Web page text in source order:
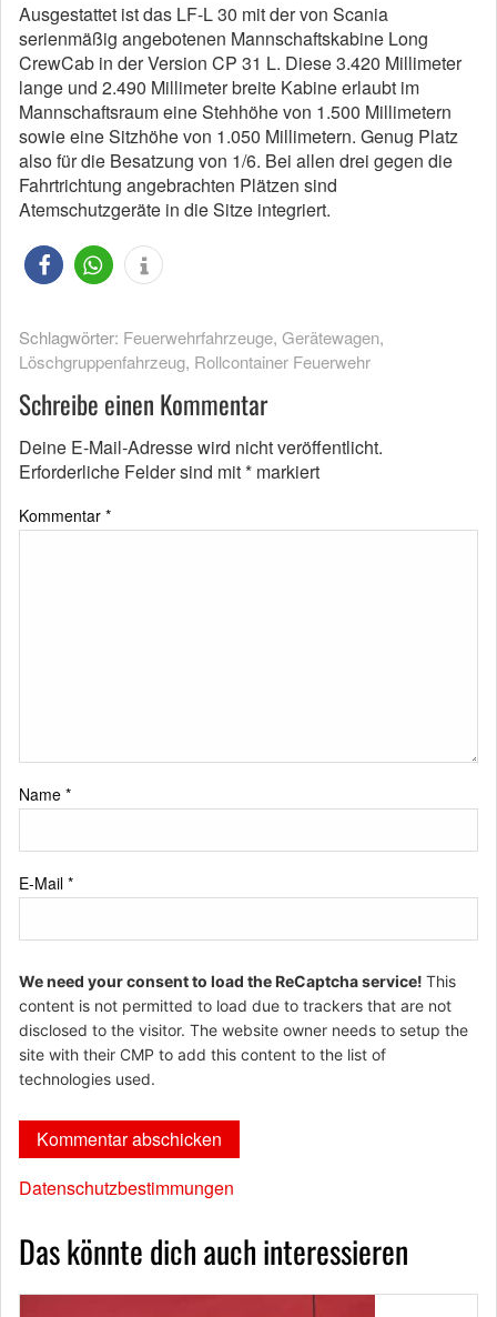
Ausgestattet ist das LF-L 30 mit der von Scania
serienmäßig angebotenen Mannschaftskabine Long
CrewCab in der Version CP 31 L. Diese 3.420 Millimeter
lange und 2.490 Millimeter breite Kabine erlaubt im
Mannschaftsraum eine Stehhöhe von 1.500 Millimetern
sowie eine Sitzhöhe von 1.050 Millimetern. Genug Platz
also für die Besatzung von 1/6. Bei allen drei gegen die
Fahrtrichtung angebrachten Plätzen sind
Atemschutzgeräte in die Sitze integriert.
Schlagwörter: Feuerwehrfahrzeuge, Gerätewagen,
Löschgruppenfahrzeug, Rollcontainer Feuerwehr
Schreibe einen Kommentar
Deine E-Mail-Adresse wird nicht veröffentlicht.
Erforderliche Felder sind mit* markiert
Kommentar *
Name *
E-Mail *
We need your consent to load the ReCaptcha service! This
content is not permitted to load due to trackers that are not
disclosed to the visitor. The website owner needs to setup the
site with their CMP to add this content to the list of
technologies used.
Datenschutzbestimmungen
Das könnte dich auch interessieren